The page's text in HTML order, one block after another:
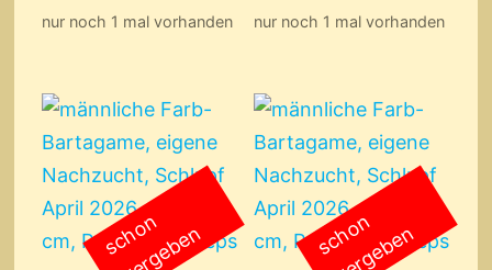
nur noch 1 mal vorhanden nur noch 1 mal vorhanden
s
c
h
o
n
v
e
r
g
e
b
e
n s
c
h
o
n
v
e
r
g
e
b
e
n